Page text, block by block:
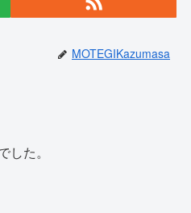
MOTEGIKazumasa
た。